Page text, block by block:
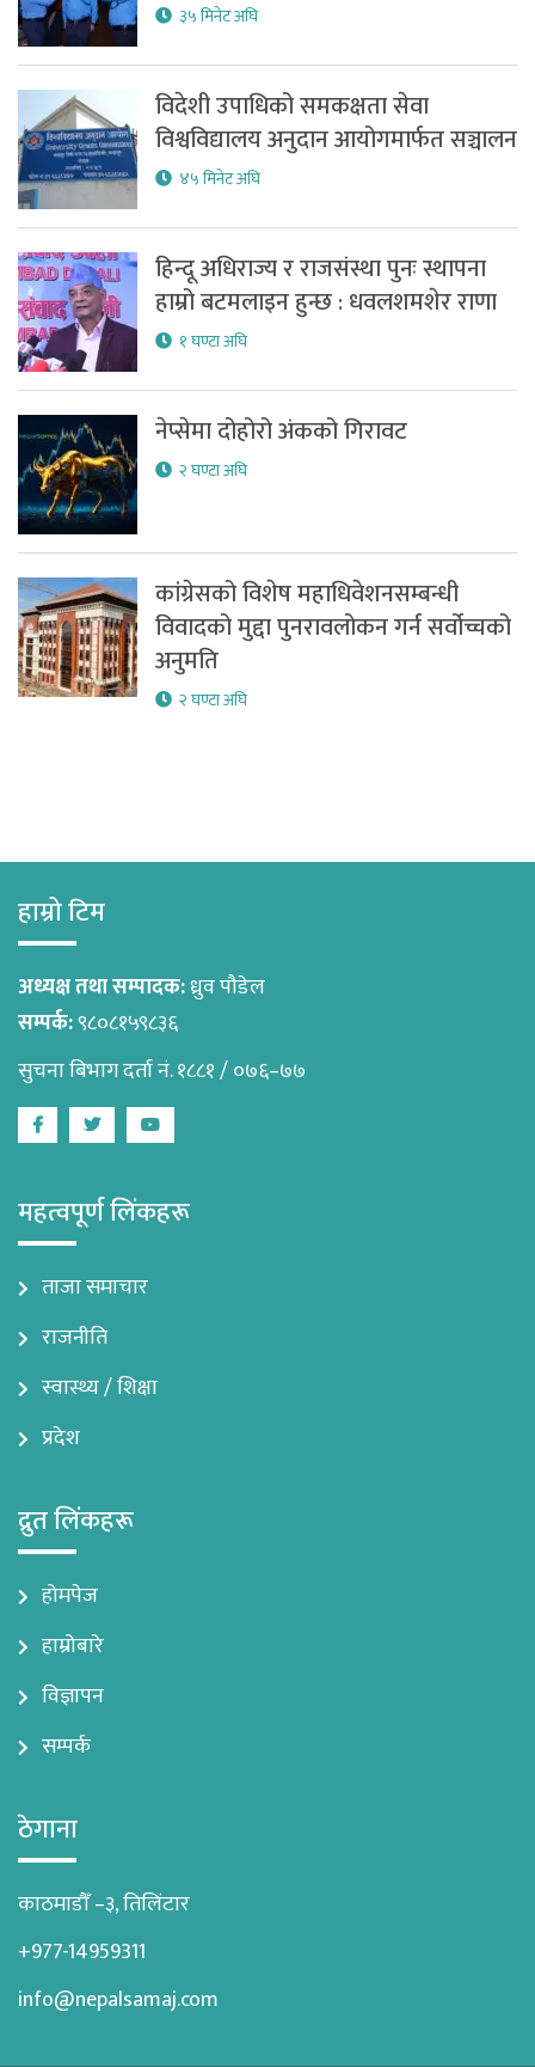
३५ मिनेट अघि
विदेशी उपाधिको समकक्षता सेवा
विश्वविद्यालय अनुदान आयोगमार्फत सञ्चालन
४५ मिनेट अघि
हिन्दू अधिराज्य र राजसंस्था पुनः स्थापना
हाम्रो बटमलाइन हुन्छ : धवलशमशेर राणा
१ घण्टा अघि
नेप्सेमा दोहोरो अंकको गिरावट
२ घण्टा अघि
कांग्रेसको विशेष महाधिवेशनसम्बन्धी
विवादको मुद्दा पुनरावलोकन गर्न सर्वोच्चको
अनुमति
२ घण्टा अघि
हाम्रो टिम
अध्यक्ष तथा सम्पादक:ध्रुव पौडेल
सम्पर्क:९८०८१५९८३६
सुचना बिभाग दर्ता नं. १८८१ / ०७६–७७
FacebookTwitterYoutube
महत्वपूर्ण लिंकहरू
ताजा समाचार
राजनीति
स्वास्थ्य / शिक्षा
प्रदेश
द्रुत लिंकहरू
होमपेज
हाम्रोबारे
विज्ञापन
सम्पर्क
ठेगाना
काठमाडौँ –३, तिलिंटार
+977-14959311
info@nepalsamaj.com